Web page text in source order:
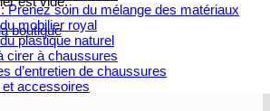
boutique
Prenez soin du mélange des matériaux
mobilier royal
plastique naturel
cirer à chaussures
d’entretien de chaussures
accessoires